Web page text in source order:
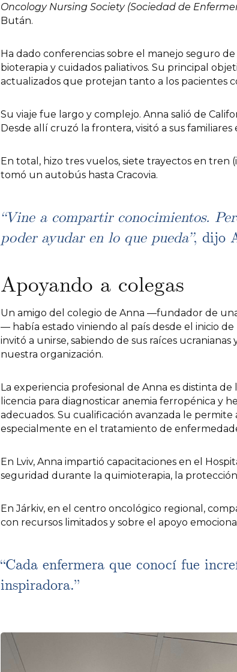
Oncology Nursing Society (Sociedad de
Bután.
Ha dado conferencias sobre el manejo seguro
bioterapia y cuidados paliativos. Su principal
actualizados que protejan tanto a los pacientes
Su viaje fue largo y complejo. Anna salió de
Desde allí cruzó la frontera, visitó a sus familiares
En total, hizo tres vuelos, siete trayectos en
tomó un autobús hasta Cracovia.
“Vine a compartir conocimientos.
poder ayudar en lo que pueda”, dijo
Apoyando a colegas
Un amigo del colegio de Anna —fundador de
— había estado viniendo al país desde el inicio
invitó a unirse, sabiendo de sus raíces
nuestra organización.
La experiencia profesional de Anna es distinta
licencia para diagnosticar anemia ferropénica y
adecuados. Su cualificación avanzada le
especialmente en el tratamiento de
En Lviv, Anna impartió capacitaciones en el
seguridad durante la quimioterapia, la
En Járkiv, en el centro oncológico regional,
con recursos limitados y sobre el apoyo
“Cada enfermera que conocí fue
inspiradora.”